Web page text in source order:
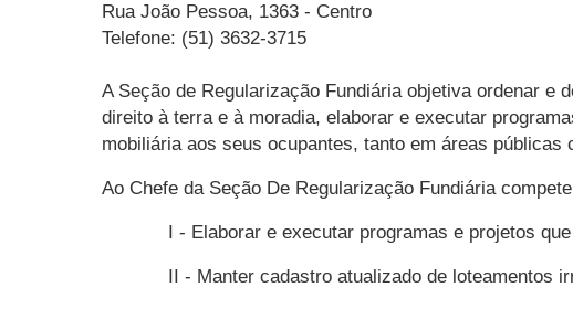
Rua João Pessoa, 1363 - Centro
Telefone: (51) 3632-3715
A Seção de Regularização Fundiária objetiva ordenar e
direito à terra e à moradia, elaborar e executar
mobiliária aos seus ocupantes, tanto em áreas públicas
Ao Chefe da Seção De Regularização Fundiária
I - Elaborar e executar programas e projetos
II - Manter cadastro atualizado de loteamentos